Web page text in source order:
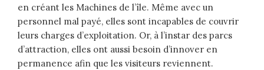
en créant les Machines de l’île. Même avec un
personnel mal payé, elles sont incapables de couvrir
leurs charges d’exploitation. Or, à l’instar des parcs
d’attraction, elles ont aussi besoin d’innover en
permanence afin que les visiteurs reviennent.